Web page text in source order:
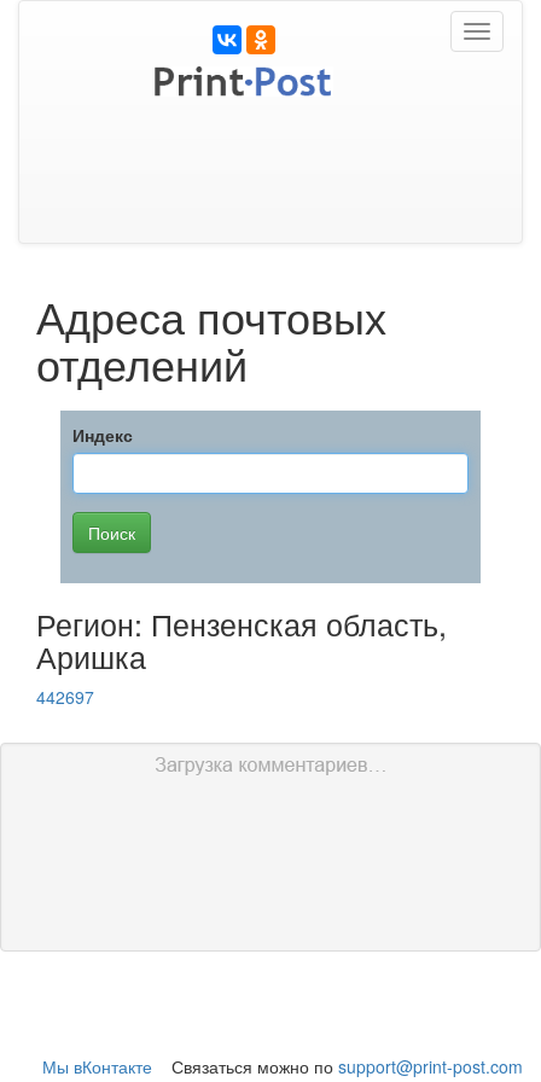
Toggle
Адреса почтовых
отделений
Индекс
Регион: Пензенская область,
Аришка
442697
Мы вКонтакте Связаться можно по support@print-post.com